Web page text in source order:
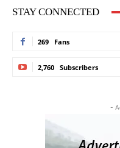
STAY CONNECTED
269 Fans
2,760 Subscribers
-